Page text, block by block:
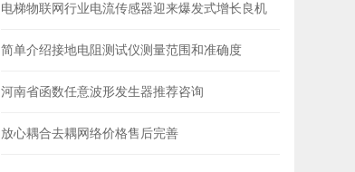
电梯物联网行业电流传感器迎来爆发式增长良机
简单介绍接地电阻测试仪测量范围和准确度
河南省函数任意波形发生器推荐咨询
放心耦合去耦网络价格售后完善